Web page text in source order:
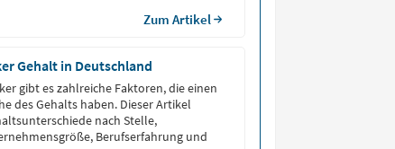
Zum Artikel
Gehalt in Deutschland
gibt es zahlreiche Faktoren, die einen
des Gehalts haben. Dieser Artikel
nach Stelle,
Berufserfahrung und